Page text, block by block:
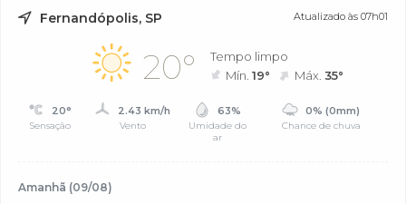
Fernandópolis, SP Atualizado às 07h01
20°
Tempo limpo
Mín.19° Máx.35°
20°
Sensação
2.43 km/h
Vento
63%
Umidade do
ar
0% (0mm)
Chance de chuva
Amanhã (09/08)